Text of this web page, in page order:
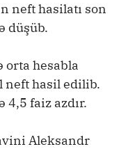
neft hasilatı son
düşüb.
hesabla
neft hasil edilib.
4,5 faiz azdır.
Aleksandr